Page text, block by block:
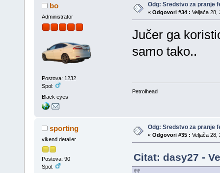
bo
Administrator
Postova: 1232
Spol:
Black eyes
Odg: Sredstvo za pranje
« Odgovori #34 : Veljača 28,
Jučer ga
samo tako..
Petrolhead
sporting
vikend detailer
Postova: 90
Spol:
Odg: Sredstvo za pranje
« Odgovori #35 : Veljača 28,
Citat: dasy27 -